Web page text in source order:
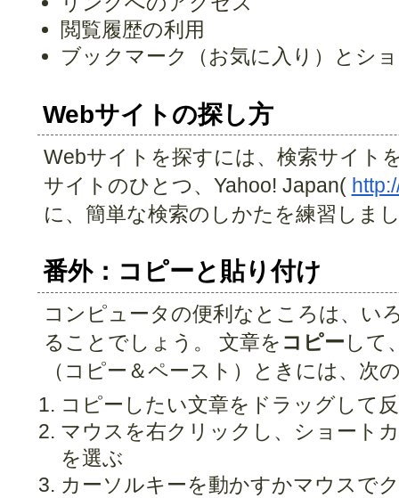
閲覧履歴の利用
ブックマーク（お気に入り）とシ
Webサイトの探し方
Webサイトを探すには、検索サイト
サイトのひとつ、Yahoo! Japan(
に、簡単な検索のしかたを練習しま
番外：コピーと貼り付け
コンピュータの便利なところは、い
ることでしょう。 文章を コピー して
（コピー＆ペースト）ときには、次
コピーしたい文章をドラッグして
マウスを右クリックし、ショート
を選ぶ
カーソルキーを動かすかマウスで